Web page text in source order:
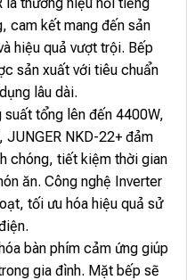
cam kết mang đến sản
hiệu quả vượt trội. Bếp
sản xuất với tiêu chuẩn
lâu dài.
suất tổng lên đến 4400W,
NKD-22+ đảm
chóng, tiết kiệm thời gian
ăn. Công nghệ Inverter
tối ưu hóa hiệu quả sử
bàn phím cảm ứng giúp
gia đình. Mặt bếp sẽ